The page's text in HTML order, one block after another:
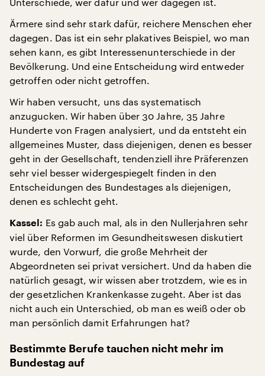
Ärmere sind sehr stark dafür, reichere Menschen eher
dagegen. Das ist ein sehr plakatives Beispiel, wo man
sehen kann, es gibt Interessenunterschiede in der
Bevölkerung. Und eine Entscheidung wird entweder
getroffen oder nicht getroffen.
Wir haben versucht, uns das systematisch
anzugucken. Wir haben über 30 Jahre, 35 Jahre
Hunderte von Fragen analysiert, und da entsteht ein
allgemeines Muster, dass diejenigen, denen es besser
geht in der Gesellschaft, tendenziell ihre Präferenzen
sehr viel besser widergespiegelt finden in den
Entscheidungen des Bundestages als diejenigen,
denen es schlecht geht.
Kassel: Es gab auch mal, als in den Nullerjahren sehr
viel über Reformen im Gesundheitswesen diskutiert
wurde, den Vorwurf, die große Mehrheit der
Abgeordneten sei privat versichert. Und da haben die
natürlich gesagt, wir wissen aber trotzdem, wie es in
der gesetzlichen Krankenkasse zugeht. Aber ist das
nicht auch ein Unterschied, ob man es weiß oder ob
man persönlich damit Erfahrungen hat?
Bestimmte Berufe tauchen nicht mehr im
Bundestag auf